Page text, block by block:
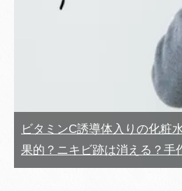
ビタミンC誘導体入りの化粧
果的？ニキビ跡は消える？手